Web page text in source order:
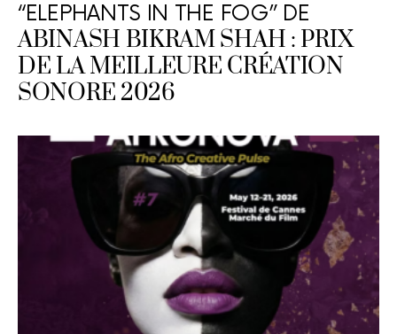
“ELEPHANTS IN THE FOG” DE
ABINASH BIKRAM SHAH : PRIX
DE LA MEILLEURE CRÉATION
SONORE 2026